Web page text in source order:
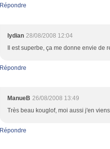
Répondre
lydian 28/08/2008 12:04
Il est superbe, ça me donne envie
Répondre
ManueB 26/08/2008 13:49
Très beau kouglof, moi aussi j'en
Répondre